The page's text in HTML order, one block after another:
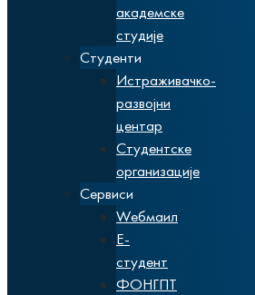
академске
студије
Студенти
Истраживачко-
развојни
центар
Студентске
организације
Сервиси
Wебмаил
Е-
студент
ФОНГПТ